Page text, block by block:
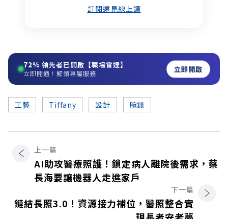
訂閱遠見線上讀
72% 領先者已開啟【職場雷達】
立即開通！解鎖專屬服務 立即開啟
工藝 Tiffany 設計 腕錶
上一篇
AI助攻醫療照護！鎖定病人離院後需求，蔡
長海要讓機器人走進家戶
下一篇
鏈結長照3.0！資源接力補位，醫照整合實